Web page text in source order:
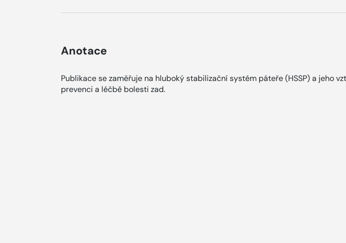
Anotace
Publikace se zaměřuje na hluboký stabilizační systém páteře (HSSP) a jeho
prevenci a léčbě bolesti zad.